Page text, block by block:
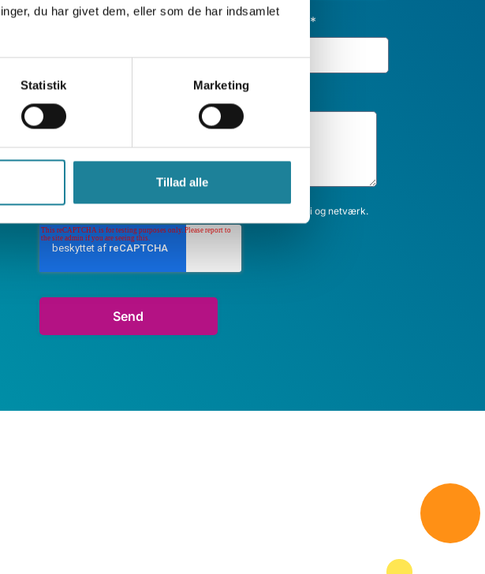
du har givet dem, eller som de har indsamlet
Statistik Marketing
Tillad alle
E-mail* *
Ja tak, send mig nyhedsmails med inspiration om telefoni og netværk.